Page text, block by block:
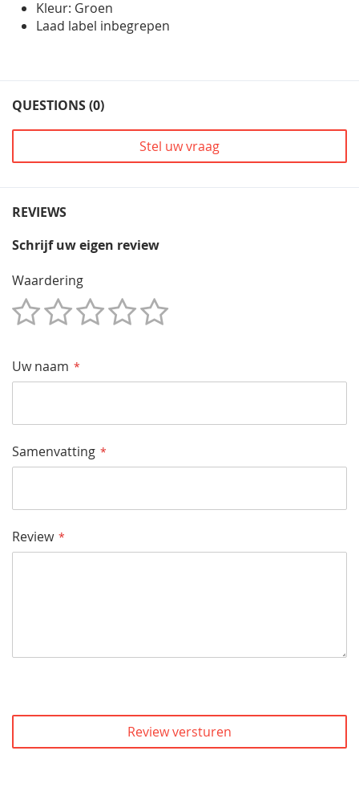
Kleur: Groen
Laad label inbegrepen
QUESTIONS (0)
Stel uw vraag
REVIEWS
Schrijf uw eigen review
Waardering
Uw naam
Samenvatting
Review
Review versturen